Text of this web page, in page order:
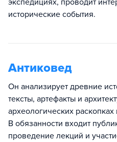
исторические события.
Антиковед
Он анализирует древние
тексты, артефакты и
археологических
В обязанности входит
проведение лекций и